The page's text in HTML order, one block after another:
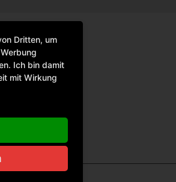
Dritten, um
Ich bin damit
mit Wirkung